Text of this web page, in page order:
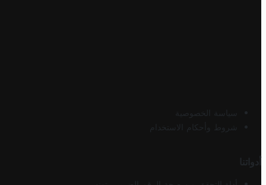
سياسة الخصوصية
شروط وأحكام الاستخدام
أدواتنا